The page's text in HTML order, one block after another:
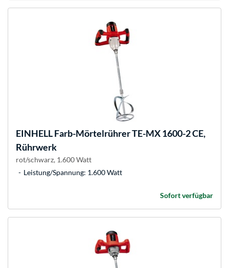
EINHELLFarb-Mörtelrührer TE-MX 1600-2 CE,
Rührwerk
rot/schwarz, 1.600 Watt
Leistung/Spannung: 1.600 Watt
Sofort verfügbar